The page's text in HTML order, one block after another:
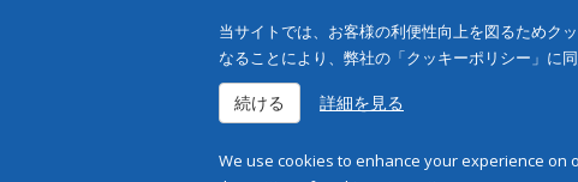
当サイトでは、お客様の利便性向上を図るためク
なることにより、弊社の「クッキーポリシー」に
続ける 詳細を見る
We use cookies to enhance your experience on